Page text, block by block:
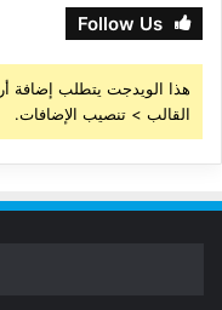
Follow Us
هذا الويدجت يتطلب إضافة
القالب > تنصيب الإضافات.